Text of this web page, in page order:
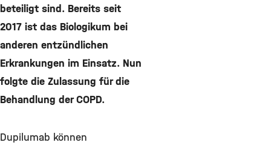
beteiligt sind. Bereits seit
2017 ist das Biologikum bei
anderen entzündlichen
Erkrankungen im Einsatz. Nun
folgte die Zulassung für die
Behandlung der COPD.
Dupilumab können